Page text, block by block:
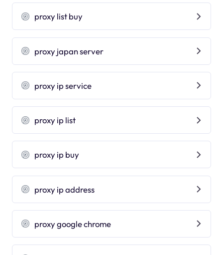
proxy list buy
proxy japan server
proxy ip service
proxy ip list
proxy ip buy
proxy ip address
proxy google chrome